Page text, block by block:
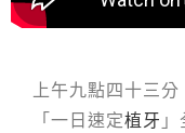
上午九點四十三分
「一日速定植牙